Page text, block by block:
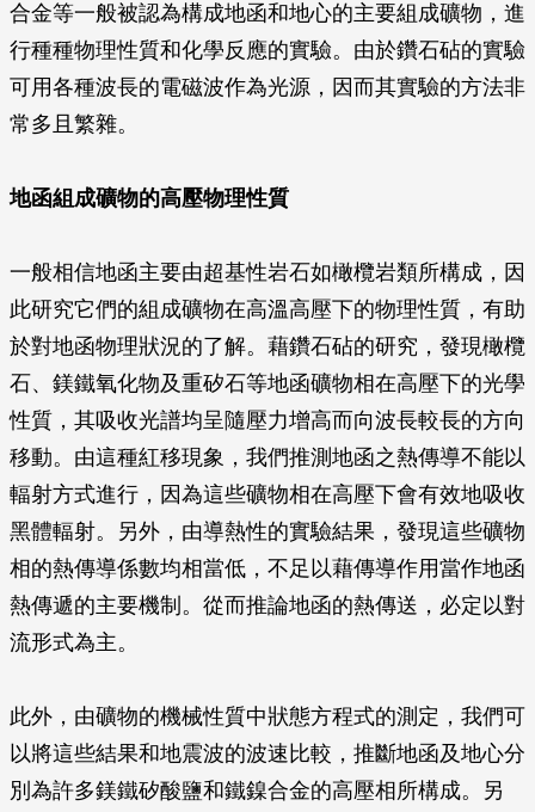
合金等一般被認為構成地函和地心的主要組成礦物，進
行種種物理性質和化學反應的實驗。由於鑽石砧的實驗
可用各種波長的電磁波作為光源，因而其實驗的方法非
常多且繁雜。
地函組成礦物的高壓物理性質
一般相信地函主要由超基性岩石如橄欖岩類所構成，因
此研究它們的組成礦物在高溫高壓下的物理性質，有助
於對地函物理狀況的了解。藉鑽石砧的研究，發現橄欖
石、鎂鐵氧化物及重矽石等地函礦物相在高壓下的光學
性質，其吸收光譜均呈隨壓力增高而向波長較長的方向
移動。由這種紅移現象，我們推測地函之熱傳導不能以
輻射方式進行，因為這些礦物相在高壓下會有效地吸收
黑體輻射。另外，由導熱性的實驗結果，發現這些礦物
相的熱傳導係數均相當低，不足以藉傳導作用當作地函
熱傳遞的主要機制。從而推論地函的熱傳送，必定以對
流形式為主。
此外，由礦物的機械性質中狀態方程式的測定，我們可
以將這些結果和地震波的波速比較，推斷地函及地心分
別為許多鎂鐵矽酸鹽和鐵鎳合金的高壓相所構成。另